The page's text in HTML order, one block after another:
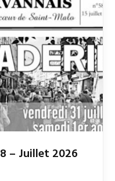
– Juillet 2026